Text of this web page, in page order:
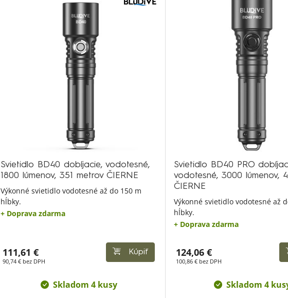
Svietidlo BD40 dobíjacie, vodotesné,
1800 lúmenov, 351 metrov ČIERNE
Výkonné svietidlo vodotesné až do 150 m
hĺbky.
+ Doprava zdarma
111,61 €
90,74 € bez DPH
Kúpiť
Skladom 4 kusy
Svietidlo BD40 PRO
vodotesné, 3000 lúmenov,
ČIERNE
Výkonné svietidlo vodotesné až
hĺbky.
+ Doprava zdarma
124,06 €
100,86 € bez DPH
Skladom 4